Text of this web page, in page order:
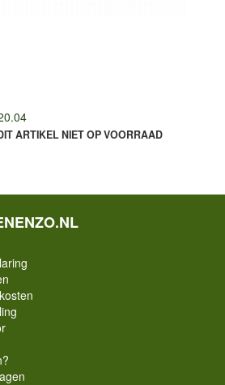
ARTIKEL NIET OP VOORRAAD